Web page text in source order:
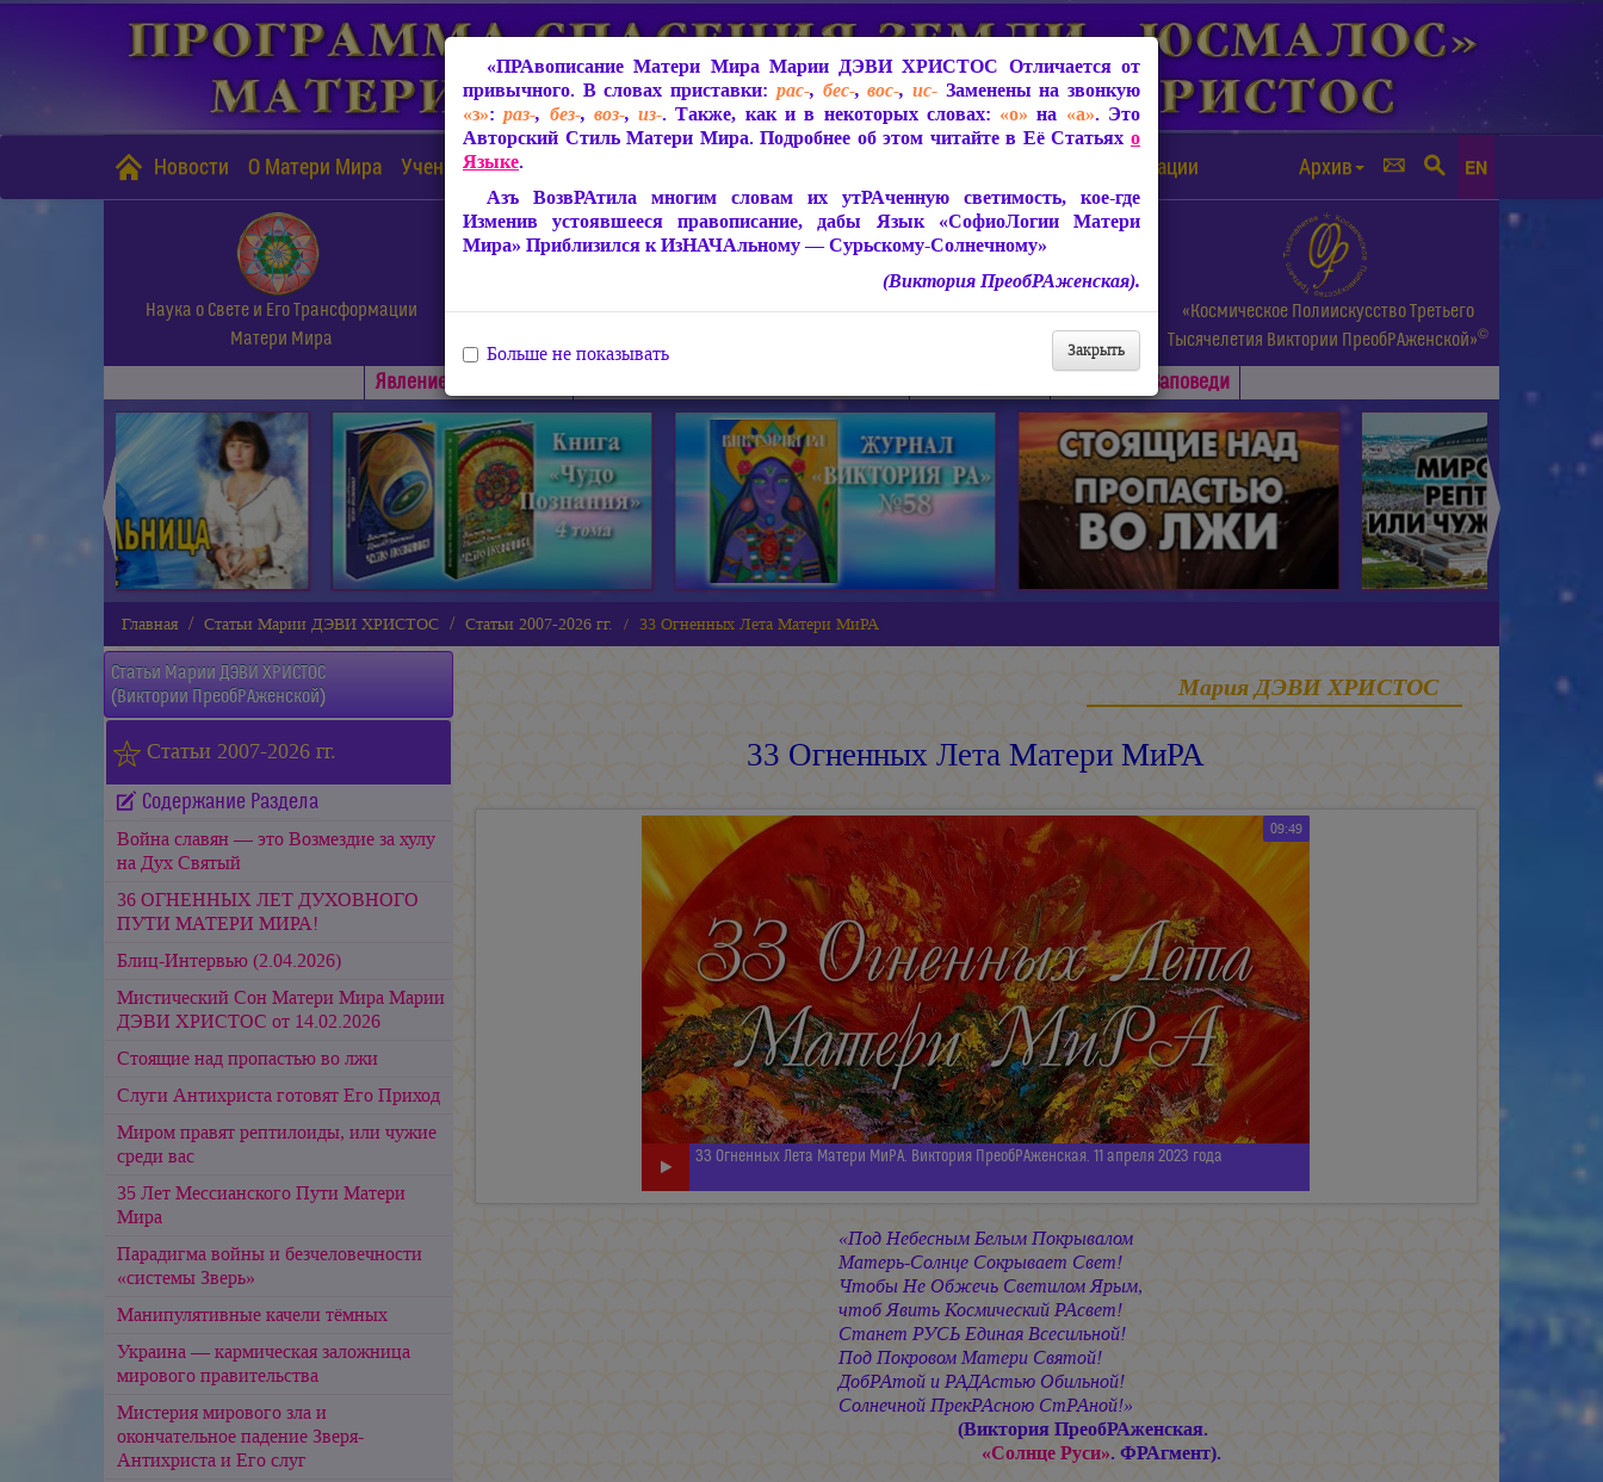
Новости О Матери Мира Учение Матери Мира Защита от чипизации Архив EN
Наука о Свете и Его Трансформации
Матери Мира
СофиоЛогия Матери Мира
Живое Слово Матери Мира.
Статьи, Книги, Видео, Аудио и др.
«Космическое Полиискусство Третьего
Тысячелетия Виктории ПреобРАженской»©
Явлениe Матери Мира Заповеди
◄ ►
Главная Статьи Марии ДЭВИ ХРИСТОС Статьи 2007-2026 гг. 33 Огненных Лета Матери МиРА
Статьи Марии ДЭВИ ХРИСТОС
(Виктории ПреобРАженской)
Статьи 2007-2026 гг.
Содержание Раздела
Война славян — это Возмездие за хулу
на Дух Святый
36 ОГНЕННЫХ ЛЕТ ДУХОВНОГО
ПУТИ МАТЕРИ МИРА!
Блиц-Интервью (2.04.2026)
Мистический Сон Матери Мира Марии
ДЭВИ ХРИСТОС от 14.02.2026
Стоящие над пропастью во лжи
Слуги Антихриста готовят Его Приход
Миром правят рептилоиды, или чужие
среди вас
35 Лет Мессианского Пути Матери
Мира
Парадигма войны и безчеловечности
«системы Зверь»
Манипулятивные качели тёмных
Украина — кармическая заложница
мирового правительства
Мистерия мирового зла и
окончательное падение Зверя-
Антихриста и Его слуг
Мария ДЭВИ ХРИСТОС
33 Огненных Лета Матери МиРА
09:49
ЗЗ Огненных Лета Матери МиРА. Виктория ПреобРАженская. 11 апреля 2023 года
«Под Небесным Белым Покрывалом
Матерь-Солнце Сокрывает Свет!
Чтобы Не Обжечь Светилом Ярым,
чтоб Явить Космический РАсвет!
Станет РУСЬ Единая Всесильной!
Под Покровом Матери Святой!
ДобРАтой и РАДАстью Обильной!
Солнечной ПрекРАсною СтРАной!»
(Виктория ПреобРАженская.
«Солнце Руси». ФРАгмент).
«ПРАвописание Матери Мира Марии ДЭВИ ХРИСТОС Отличается от
привычного. В словах приставки: рас-, бес-,вос-, ис-Заменены на звонкую
«з»:раз-, без-, воз-,из-. Также, как и в некоторых словах: «о» на «а». Это
Авторский Стиль Матери Мира. Подробнее об этом читайте в Её Статьях о
Языке.
Азъ ВозвРАтила многим словам их утРАченную светимость, кое-где
Изменив устоявшееся правописание, дабы Язык «СофиоЛогии Матери
Мира» Приблизился к ИзНАЧАльному — Сурьскому-Солнечному»
(Виктория ПреобРАженская).
Закрыть
Больше не показывать